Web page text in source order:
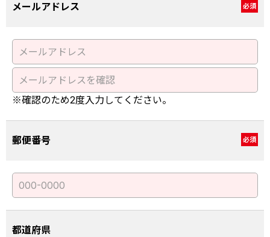
メールアドレス 必須
※確認のため2度入力してください。
郵便番号 必須
都道府県